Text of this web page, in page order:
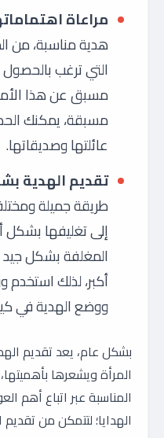
مراعاة
هدية مناسبة، من
التي ترغب
مسبق عن هذا
مسبقة، يمكنك
عائلتها وصديقاتها.
تقديم الهدية
طريقة جميلة
إلى تغليفها بشكل
المغلفة بشكل
أكبر، لذلك استخدم
ووضع الهدية في
بشكل عام، يعد تقديم
المرأة ويشعرها
المناسبة عبر اتباع أهم
الهدايا؛ لتتمكن من